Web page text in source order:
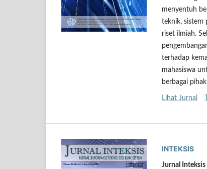
menyentuh
teknik, sistem
riset ilmiah.
terhadap
mahasiswa
berbagai
Lihat Jurnal
INTEKSIS
Jurnal Inteksis